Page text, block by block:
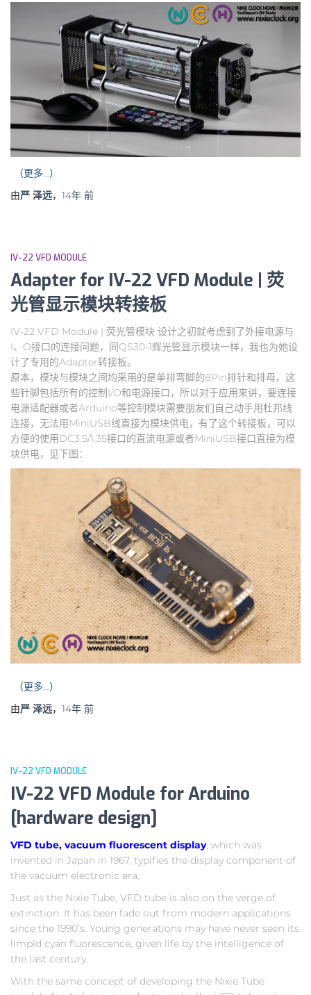
（更多…）
由严 泽远， 14年 前
IV-22 VFD MODULE
Adapter for IV-22 VFD Module | 荧
光管显示模块转接板
IV-22 VFD Module | 荧光管模块 设计之初就考虑到了外接电源与
I、O接口的连接问题，同QS30-1辉光管显示模块一样，我也为她设
计了专用的Adapter转接板。
原本，模块与模块之间均采用的是单排弯脚的8Pin排针和排母，这
些针脚包括所有的控制I/O和电源接口，所以对于应用来讲，要连接
电源适配器或者Arduino等控制模块需要朋友们自己动手用杜邦线
连接，无法用MiniUSB线直接为模块供电，有了这个转接板，可以
方便的使用DC3.5/1.35接口的直流电源或者MiniUSB接口直接为模
块供电，见下图：
（更多…）
由严 泽远， 14年 前
IV-22 VFD MODULE
IV-22 VFD Module for Arduino
[hardware design]
VFD tube, vacuum fluorescent display, which was
invented in Japan in 1967, typifies the display component of
the vacuum electronic era.
Just as the Nixie Tube, VFD tube is also on the verge of
extinction. It has been fade out from modern applications
since the 1990’s. Young generations may have never seen its
limpid cyan fluorescence, given life by the intelligence of
the last century.
With the same concept of developing the Nixie Tube